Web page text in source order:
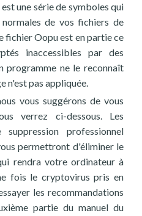
une série de symboles qui
de vos fichiers de
fichier Oopu est en partie ce
inaccessibles par des
programme ne le reconnaît
n'est pas appliquée.
vous suggérons de vous
verrez ci-dessous. Les
professionnel
permettront d'éliminer le
rendra votre ordinateur à
fois le cryptovirus pris en
les recommandations
partie du manuel du